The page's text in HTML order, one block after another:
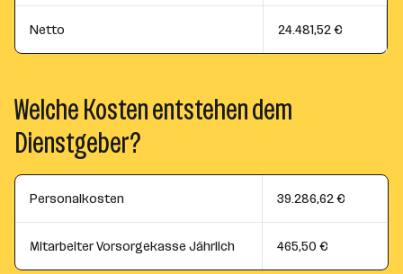
Netto 24.481,52 €
Welche Kosten entstehen dem
Dienstgeber?
Personalkosten 39.286,62 €
Mitarbeiter Vorsorgekasse Jährlich 465,50 €